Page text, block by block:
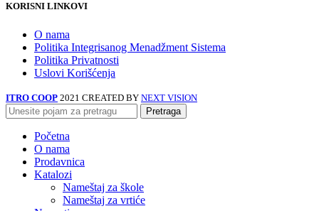
KORISNI LINKOVI
O nama
Politika Integrisanog Menadžment Sistema
Politika Privatnosti
Uslovi Korišćenja
ITRO COOP 2021 CREATED BY NEXT VISION
Pretraga
Početna
O nama
Prodavnica
Katalozi
Nameštaj za škole
Nameštaj za vrtiće